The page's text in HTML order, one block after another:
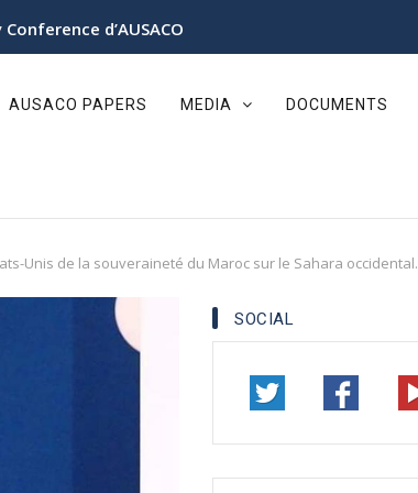
d’AUSACO
AUSACO PAPERS MEDIA DOCUMENTS
Unis de la souveraineté du Maroc sur le Sahara occidental.
SOCIAL